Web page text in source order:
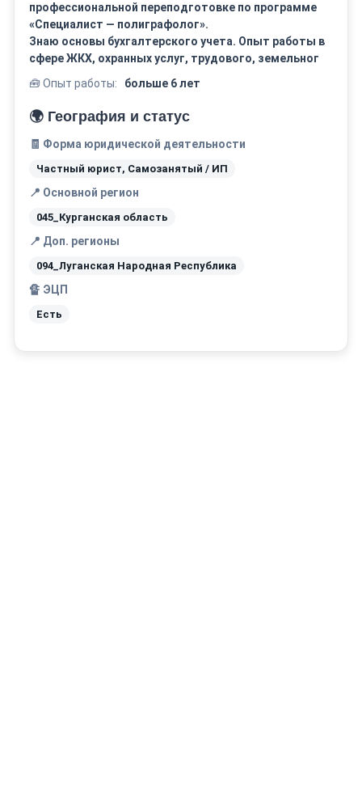
профессиональной переподготовке по программе
«Специалист — полиграфолог».
Знаю основы бухгалтерского учета. Опыт работы в
сфере ЖКХ, охранных услуг, трудового, земельног
🧰 Опыт работы:
больше 6 лет
🌍 География и статус
🧾 Форма юридической деятельности
Частный юрист, Самозанятый / ИП
📍 Основной регион
045_Курганская область
📍 Доп. регионы
094_Луганская Народная Республика
🔏 ЭЦП
Есть